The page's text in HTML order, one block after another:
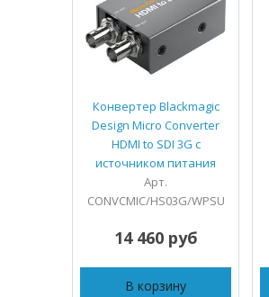
Конвертер Blackmagic
Design Micro Converter
HDMI to SDI 3G с
источником питания
Арт.
CONVCMIC/HS03G/WPSU
14 460 руб
В корзину